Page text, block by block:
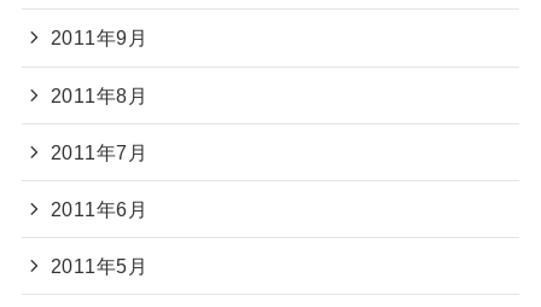
2011年9月
2011年8月
2011年7月
2011年6月
2011年5月